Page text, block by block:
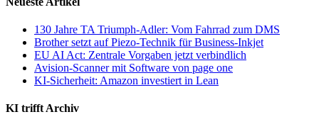
130 Jahre TA Triumph-Adler: Vom Fahrrad zum DMS
Brother setzt auf Piezo-Technik für Business-Inkjet
EU AI Act: Zentrale Vorgaben jetzt verbindlich
Avision-Scanner mit Software von page one
KI-Sicherheit: Amazon investiert in Lean
KI trifft Archiv